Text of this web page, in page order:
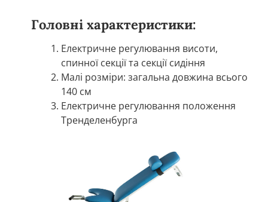
Головні характеристики:
Електричне регулювання висоти,
спинної секції та секції сидіння
Малі розміри: загальна довжина всього
140 см
Електричне регулювання положення
Тренделенбурга